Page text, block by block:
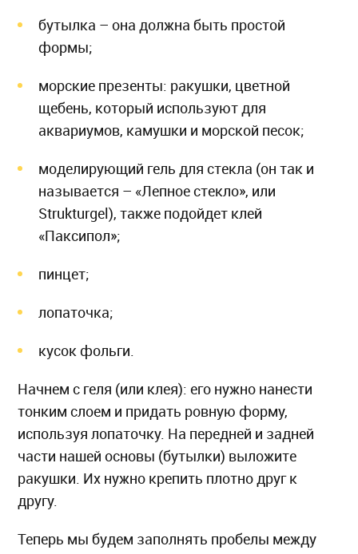
бутылка – она должна быть простой
формы;
морские презенты: ракушки, цветной
щебень, который используют для
аквариумов, камушки и морской песок;
моделирующий гель для стекла (он так и
называется – «Лепное стекло», или
Strukturgel), также подойдет клей
«Паксипол»;
пинцет;
лопаточка;
кусок фольги.
Начнем с геля (или клея): его нужно нанести
тонким слоем и придать ровную форму,
используя лопаточку. На передней и задней
части нашей основы (бутылки) выложите
ракушки. Их нужно крепить плотно друг к
другу.
Теперь мы будем заполнять пробелы между